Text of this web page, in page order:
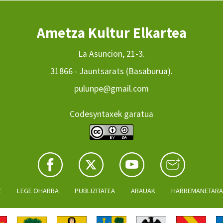
Ametza Kultur Elkartea
La Asuncion, 21-3.
31866 - Jauntsarats (Basaburua).
pulunpe@gmail.com
Codesyntaxek garatua
LEGE OHARRA PUBLIZITATEA ARAUAK